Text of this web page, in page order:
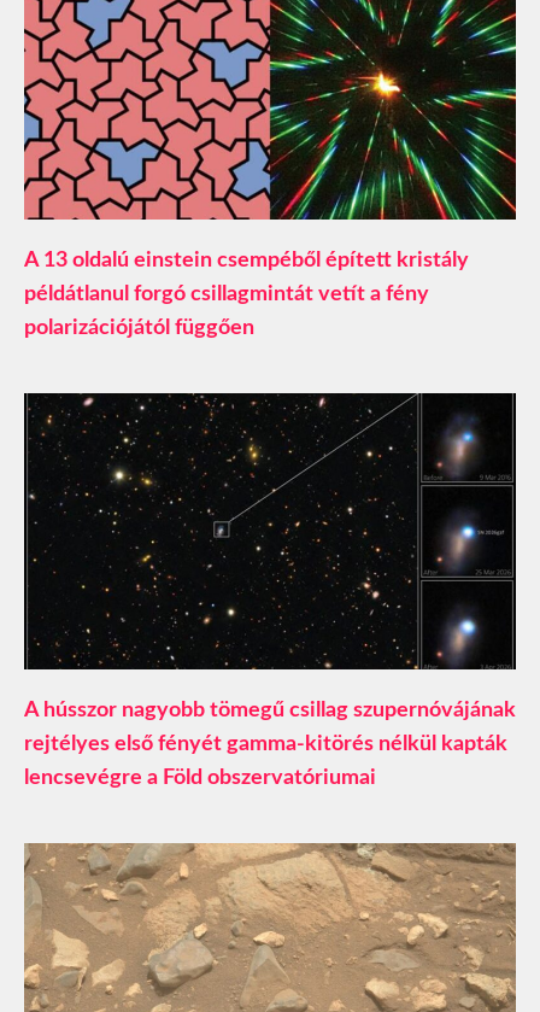
A 13 oldalú einstein csempéből épített kristály
példátlanul forgó csillagmintát vetít a fény
polarizációjától függően
A hússzor nagyobb tömegű csillag szupernóvájának
rejtélyes első fényét gamma-kitörés nélkül kapták
lencsevégre a Föld obszervatóriumai